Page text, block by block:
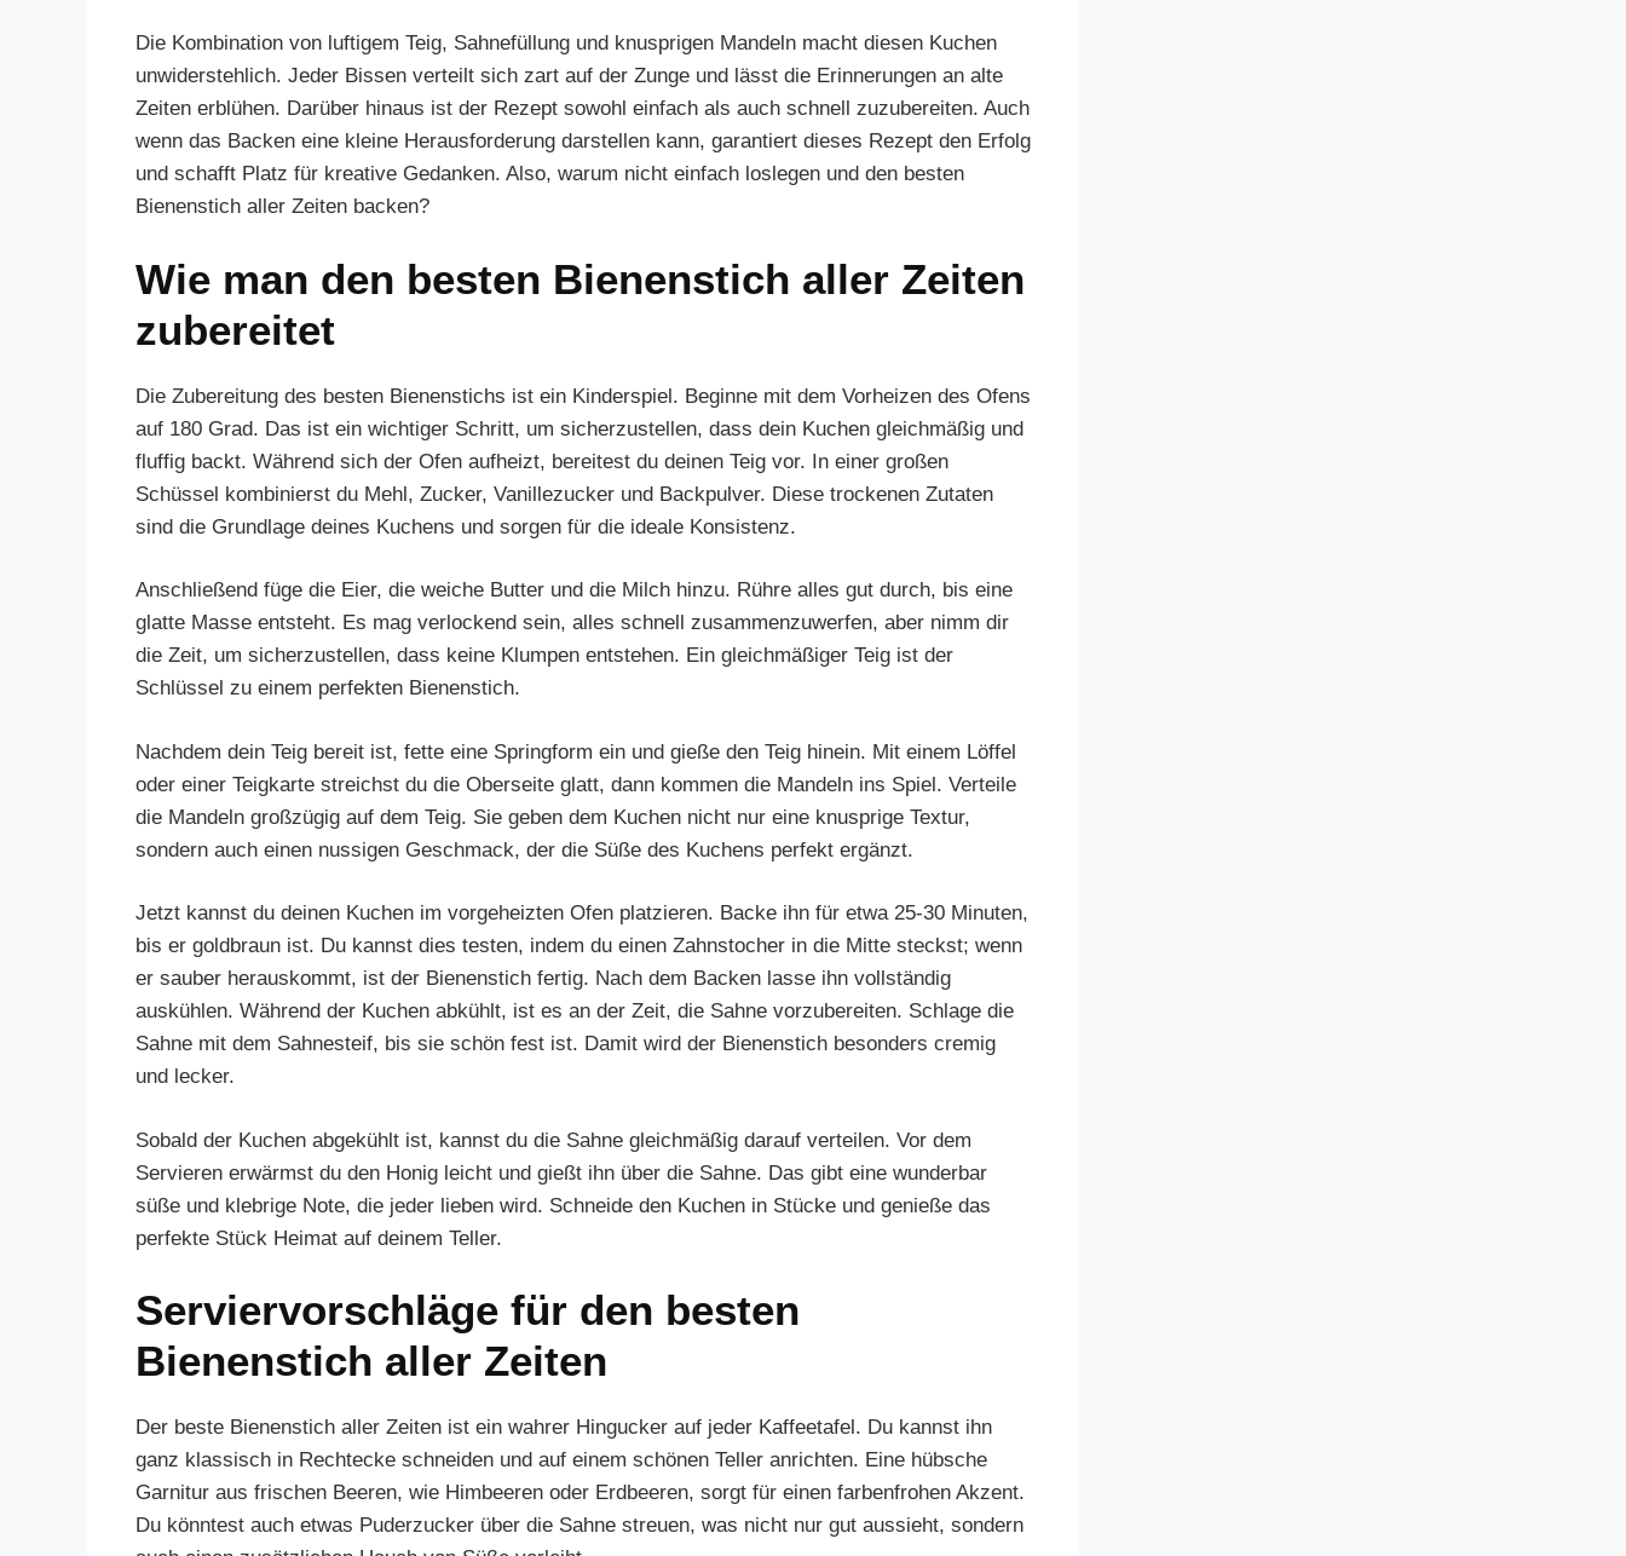
Die Kombination von luftigem Teig, Sahnefüllung und knusprigen Mandeln macht diesen Kuchen
unwiderstehlich. Jeder Bissen verteilt sich zart auf der Zunge und lässt die Erinnerungen an alte
Zeiten erblühen. Darüber hinaus ist der Rezept sowohl einfach als auch schnell zuzubereiten. Auch
wenn das Backen eine kleine Herausforderung darstellen kann, garantiert dieses Rezept den Erfolg
und schafft Platz für kreative Gedanken. Also, warum nicht einfach loslegen und den besten
Bienenstich aller Zeiten backen?
Wie man den besten Bienenstich aller Zeiten
zubereitet
Die Zubereitung des besten Bienenstichs ist ein Kinderspiel. Beginne mit dem Vorheizen des Ofens
auf 180 Grad. Das ist ein wichtiger Schritt, um sicherzustellen, dass dein Kuchen gleichmäßig und
fluffig backt. Während sich der Ofen aufheizt, bereitest du deinen Teig vor. In einer großen
Schüssel kombinierst du Mehl, Zucker, Vanillezucker und Backpulver. Diese trockenen Zutaten
sind die Grundlage deines Kuchens und sorgen für die ideale Konsistenz.
Anschließend füge die Eier, die weiche Butter und die Milch hinzu. Rühre alles gut durch, bis eine
glatte Masse entsteht. Es mag verlockend sein, alles schnell zusammenzuwerfen, aber nimm dir
die Zeit, um sicherzustellen, dass keine Klumpen entstehen. Ein gleichmäßiger Teig ist der
Schlüssel zu einem perfekten Bienenstich.
Nachdem dein Teig bereit ist, fette eine Springform ein und gieße den Teig hinein. Mit einem Löffel
oder einer Teigkarte streichst du die Oberseite glatt, dann kommen die Mandeln ins Spiel. Verteile
die Mandeln großzügig auf dem Teig. Sie geben dem Kuchen nicht nur eine knusprige Textur,
sondern auch einen nussigen Geschmack, der die Süße des Kuchens perfekt ergänzt.
Jetzt kannst du deinen Kuchen im vorgeheizten Ofen platzieren. Backe ihn für etwa 25-30 Minuten,
bis er goldbraun ist. Du kannst dies testen, indem du einen Zahnstocher in die Mitte steckst; wenn
er sauber herauskommt, ist der Bienenstich fertig. Nach dem Backen lasse ihn vollständig
auskühlen. Während der Kuchen abkühlt, ist es an der Zeit, die Sahne vorzubereiten. Schlage die
Sahne mit dem Sahnesteif, bis sie schön fest ist. Damit wird der Bienenstich besonders cremig
und lecker.
Sobald der Kuchen abgekühlt ist, kannst du die Sahne gleichmäßig darauf verteilen. Vor dem
Servieren erwärmst du den Honig leicht und gießt ihn über die Sahne. Das gibt eine wunderbar
süße und klebrige Note, die jeder lieben wird. Schneide den Kuchen in Stücke und genieße das
perfekte Stück Heimat auf deinem Teller.
Serviervorschläge für den besten
Bienenstich aller Zeiten
Der beste Bienenstich aller Zeiten ist ein wahrer Hingucker auf jeder Kaffeetafel. Du kannst ihn
ganz klassisch in Rechtecke schneiden und auf einem schönen Teller anrichten. Eine hübsche
Garnitur aus frischen Beeren, wie Himbeeren oder Erdbeeren, sorgt für einen farbenfrohen Akzent.
Du könntest auch etwas Puderzucker über die Sahne streuen, was nicht nur gut aussieht, sondern